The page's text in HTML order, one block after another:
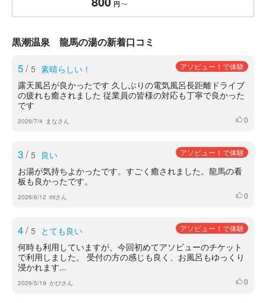
円 〜
黒潮温泉 龍馬の湯の新着口コミ
5/ 5 素晴らしい！ アソビュー！で体験
露天風呂が良かったです 久しぶりの電気風呂長距離ドライブ
の疲れも癒されました 従業員の皆様の対応も丁寧で良かった
です
2026/7/4 まなさん いいね
0
3/ 5 良い アソビュー！で体験
お湯が気持ちよかったです。すごく癒されました。龍馬の看
板も良かったです。
2026/6/12 miさん いいね
0
4/ 5 とても良い アソビュー！で体験
何時も利用していますが、今回初めてアソビューのチケット
で利用しました。 受付の方の感じも良く、お風呂もゆっくり
浸かれます...
2026/5/19 かぴさん いいね
0